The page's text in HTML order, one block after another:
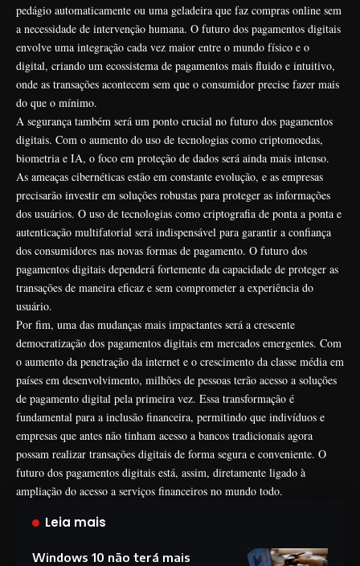
pedágio automaticamente ou uma geladeira que faz compras online sem
a necessidade de intervenção humana. O futuro dos pagamentos digitais
envolve uma integração cada vez maior entre o mundo físico e o
digital, criando um ecossistema de pagamentos mais fluido e intuitivo,
onde as transações acontecem sem que o consumidor precise fazer mais
do que o mínimo.
A segurança também será um ponto crucial no futuro dos pagamentos
digitais. Com o aumento do uso de tecnologias como criptomoedas,
biometria e IA, o foco em proteção de dados será ainda mais intenso.
As ameaças cibernéticas estão em constante evolução, e as empresas
precisarão investir em soluções robustas para proteger as informações
dos usuários. O uso de tecnologias como criptografia de ponta a ponta e
autenticação multifatorial será indispensável para garantir a confiança
dos consumidores nas novas formas de pagamento. O futuro dos
pagamentos digitais dependerá fortemente da capacidade de proteger as
transações de maneira eficaz e sem comprometer a experiência do
usuário.
Por fim, uma das mudanças mais impactantes será a crescente
democratização dos pagamentos digitais em mercados emergentes. Com
o aumento da penetração da internet e o crescimento da classe média em
países em desenvolvimento, milhões de pessoas terão acesso a soluções
de pagamento digital pela primeira vez. Essa transformação é
fundamental para a inclusão financeira, permitindo que indivíduos e
empresas que antes não tinham acesso a bancos tradicionais agora
possam realizar transações digitais de forma segura e conveniente. O
futuro dos pagamentos digitais está, assim, diretamente ligado à
ampliação do acesso a serviços financeiros no mundo todo.
Leia mais
Windows 10 não terá mais